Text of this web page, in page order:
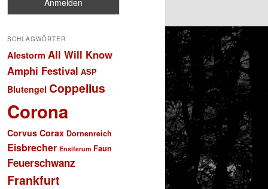
SCHLAGWÖRTER
Alestorm All Will Know
Amphi Festival ASP
Blutengel Coppelius
Corona
Corvus Corax Dornenreich
Eisbrecher Ensiferum Faun
Feuerschwanz
Frankfurt